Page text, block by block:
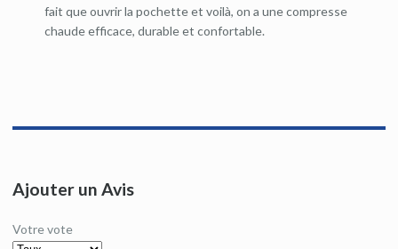
fait que ouvrir la pochette et voilà, on a une compresse
chaude efficace, durable et confortable.
Ajouter un Avis
Votre vote